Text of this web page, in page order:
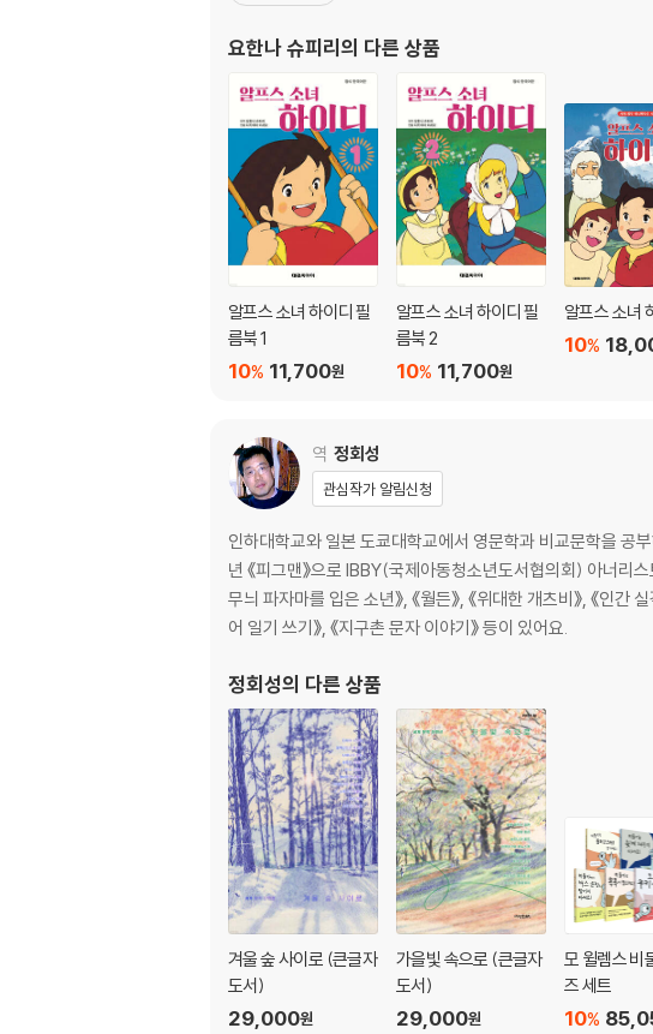
요한나 슈피리의 다른 상품
알프스 소녀 하이디 필
름북 1
11,700원
10%
알프스 소녀 하이디 필
름북 2
11,700원
10%
알프스 소녀
10%
역 정회성
관심작가 알림신청
인하대학교와 일본 도쿄대학교에서 영문학과 비교문학을 공
년 《피그맨》으로 IBBY(국제아동청소년도서협의회) 아너리
무늬 파자마를 입은 소년》, 《월든》, 《위대한 개츠비》, 《인간
어 일기 쓰기》, 《지구촌 문자 이야기》 등이 있어요.
정회성의 다른 상품
겨울 숲 사이로 (큰글자
도서)
29,000원
가을빛 속으로 (큰글자
도서)
29,000원
모 윌렘스 비
즈 세트
10%